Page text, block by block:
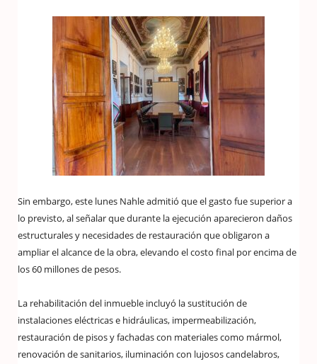
Sin embargo, este lunes Nahle admitió que el gasto fue superior a
lo previsto, al señalar que durante la ejecución aparecieron daños
estructurales y necesidades de restauración que obligaron a
ampliar el alcance de la obra, elevando el costo final por encima de
los 60 millones de pesos.
La rehabilitación del inmueble incluyó la sustitución de
instalaciones eléctricas e hidráulicas, impermeabilización,
restauración de pisos y fachadas con materiales como mármol,
renovación de sanitarios, iluminación con lujosos candelabros,